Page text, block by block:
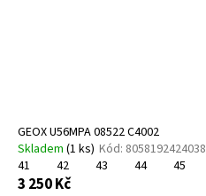
GEOX U56MPA 08522 C4002
Skladem (1 ks) Kód: 8058192424038
41
42 43 44 45
3 250 Kč